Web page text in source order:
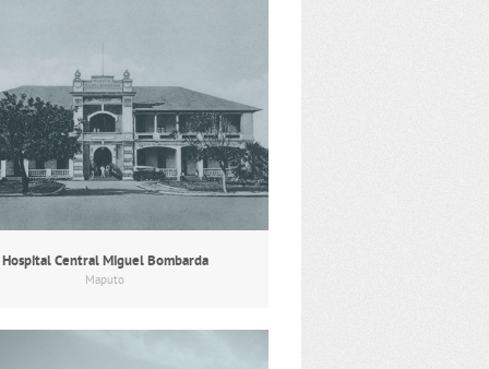
Hospital Central Miguel Bombarda
Maputo